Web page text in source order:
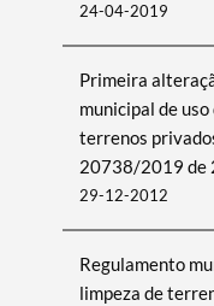
24-04-2019
Primeira
municipal de
terrenos
20738/2019
29-12-2012
Regulamento
limpeza de